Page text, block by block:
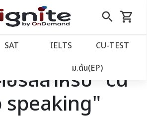
close
ไนท์
search
Skip
to
shopping_cart
รถเข็น
SAT IELTS CU‑TEST
ม.ต้น(EP)
ร์สสำหรับ "cu
speaking"